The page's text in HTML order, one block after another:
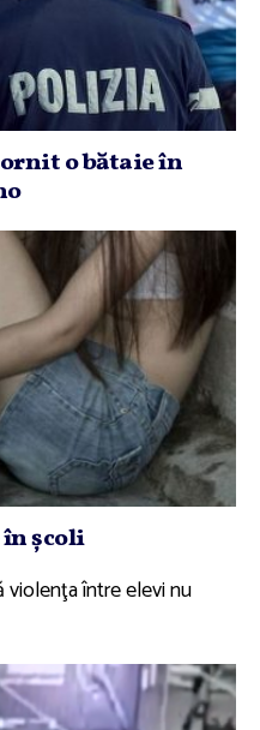
o bătaie în
şcoli
violenţa între elevi nu